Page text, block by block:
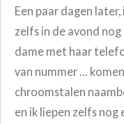
Een paar dagen
zelfs in de avond
dame met haar
van nummer …
chroomstalen
en ik liepen zelfs nog